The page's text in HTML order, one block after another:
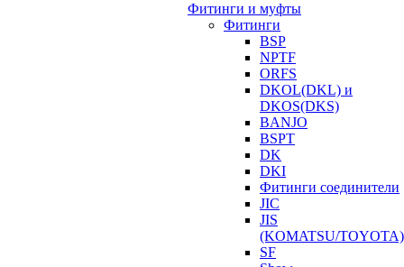
Фитинги и муфты
Фитинги
BSP
NPTF
ORFS
DKOL(DKL) и
DKOS(DKS)
BANJO
BSPT
DK
DKI
Фитинги соединители
JIC
JIS
(KOMATSU/TOYOTA)
SF